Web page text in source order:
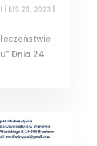
LIS 26, 2023
Dnia 24